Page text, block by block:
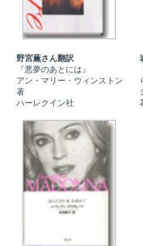
野宮薫さん翻訳
『悪夢のあとには』
アン・マリー・ウィンストン
著
ハーレクイン社